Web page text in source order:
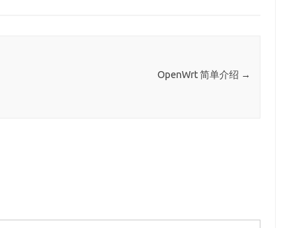
OpenWrt 简单介绍 →